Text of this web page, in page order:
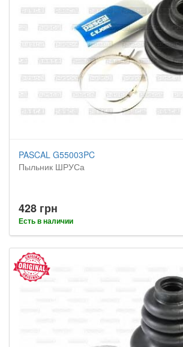
PASCAL G55003PC
Пыльник ШРУСа
428 грн
Есть в наличии